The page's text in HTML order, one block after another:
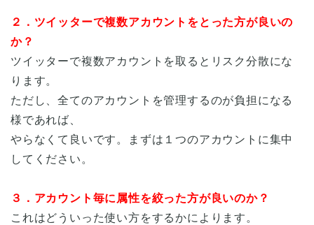
２．ツイッターで複数アカウントをとった方が良いの
か？
ツイッターで複数アカウントを取るとリスク分散にな
ります。
ただし、全てのアカウントを管理するのが負担になる
様であれば、
やらなくて良いです。まずは１つのアカウントに集中
してください。
３．アカウント毎に属性を絞った方が良いのか？
これはどういった使い方をするかによります。